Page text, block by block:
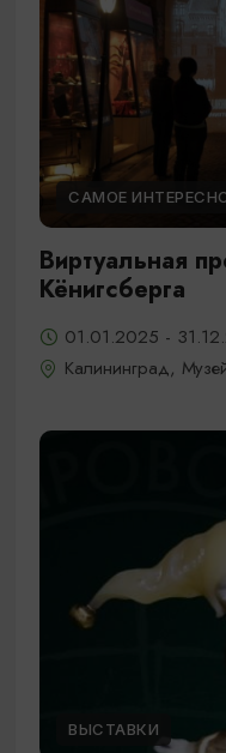
САМОЕ
Виртуальная
Кёнигсберга
01.01.2025 -
Калининград,
ВЫСТАВКИ